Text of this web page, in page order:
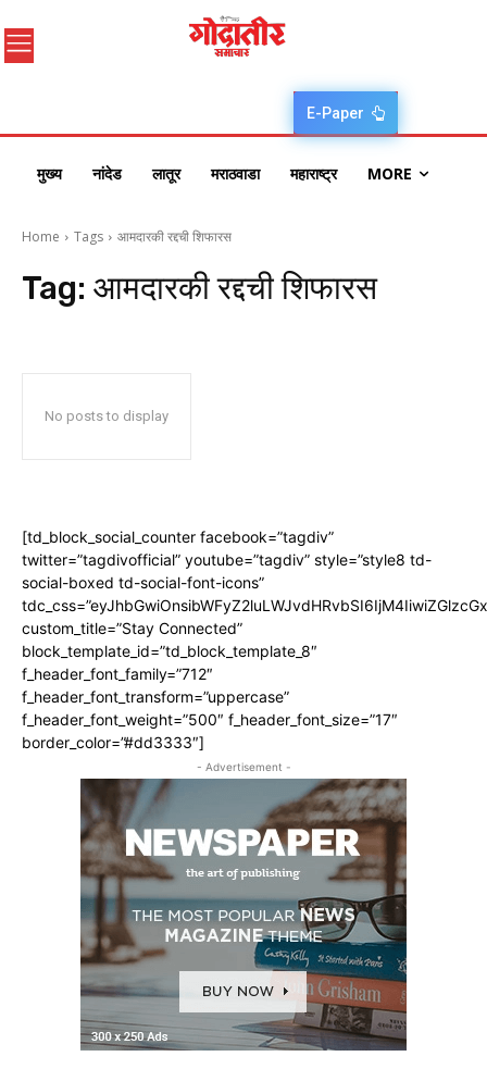
E-Paper
मुख्य नांदेड लातूर मराठवाडा महाराष्ट्र MORE
Home Tags आमदारकी रद्दची शिफारस
Tag: आमदारकी रद्दची शिफारस
No posts to display
[td_block_social_counter facebook=”tagdiv”
twitter=”tagdivofficial” youtube=”tagdiv” style=”style8 td-
social-boxed td-social-font-icons”
custom_title=”Stay Connected”
block_template_id=”td_block_template_8″
f_header_font_family=”712″
f_header_font_transform=”uppercase”
f_header_font_weight=”500″ f_header_font_size=”17″
border_color=”#dd3333″]
- Advertisement -